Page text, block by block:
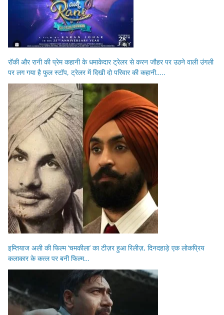
रॉकी और रानी की प्रेम कहानी के धमाकेदार ट्रेलर से करन जौहर पर उठने वाली उंगली
पर लग गया है फुल स्टॉप, ट्रेलर में दिखी दो परिवार की कहानी…..
इम्तियाज अली की फिल्म ‘चमकीला’ का टीज़र हुआ रिलीज़, दिनदहाड़े एक लोकप्रिय
कलाकार के कत्ल पर बनी फिल्म…